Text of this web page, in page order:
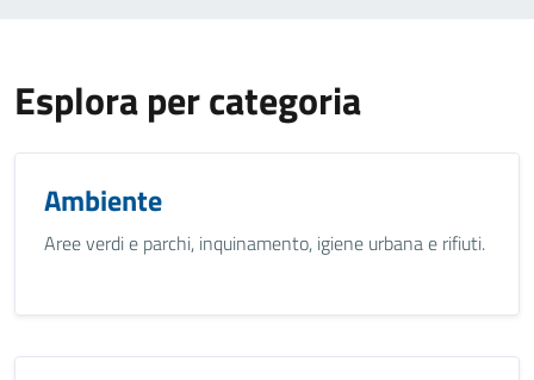
Esplora per categoria
Ambiente
Aree verdi e parchi, inquinamento, igiene urbana e rifiuti.